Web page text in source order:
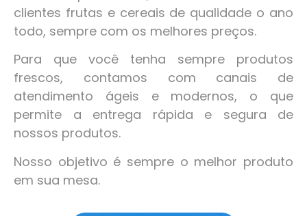
clientes frutas e cereais de qualidade o ano
todo, sempre com os melhores preços.
Para que você tenha sempre produtos
frescos, contamos com canais de
atendimento ágeis e modernos, o que
permite a entrega rápida e segura de
nossos produtos.
Nosso objetivo é sempre o melhor produto
em sua mesa.